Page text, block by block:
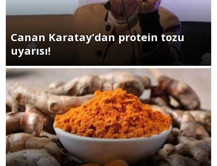
Canan Karatay’dan protein tozu
uyarısı!